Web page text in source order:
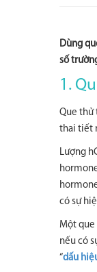
Dùng
số
1.
Que thử
thai tiết
Lượng
có sự
Một que
nếu có
“dấu